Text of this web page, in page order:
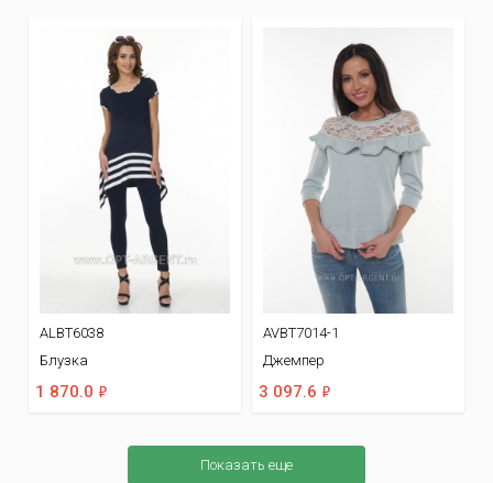
ALBT6038
Блузка
1 870.0 ф
AVBT7014-1
Джемпер
3 097.6 ф
Показать еще